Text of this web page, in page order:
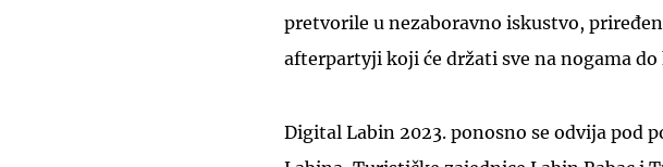
pretvorile u nezaboravno iskustvo,
afterpartyji koji će držati sve na nogama do
Digital Labin 2023. ponosno se odvija pod